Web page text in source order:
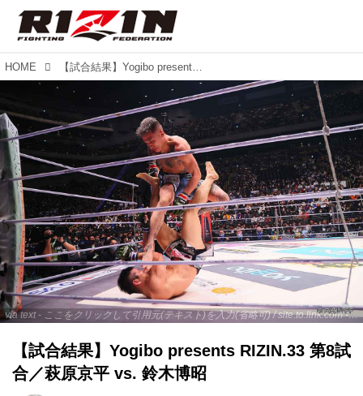
HOME 【試合結果】Yogibo presents RIZIN.33 第8試合／萩原京平 vs. 鈴木博昭
via text - ここをクリックして引用元(テキスト)を入力(省略可) / site.to.link.com - ここをクリックして引用元を入力(省略可)
【試合結果】Yogibo presents RIZIN.33 第8試
合／萩原京平 vs. 鈴木博昭